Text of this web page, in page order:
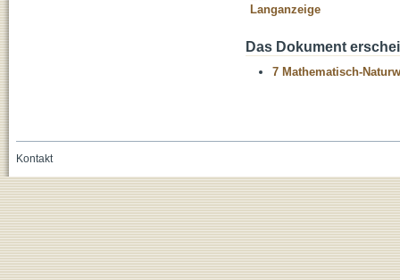
Langanzeige
Das Dokument
7 Mathematisch-
Kontakt